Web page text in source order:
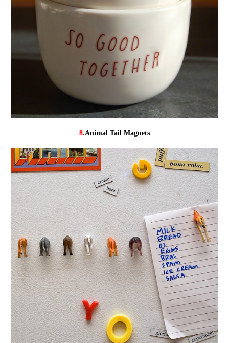
8.Animal Tail Magnets